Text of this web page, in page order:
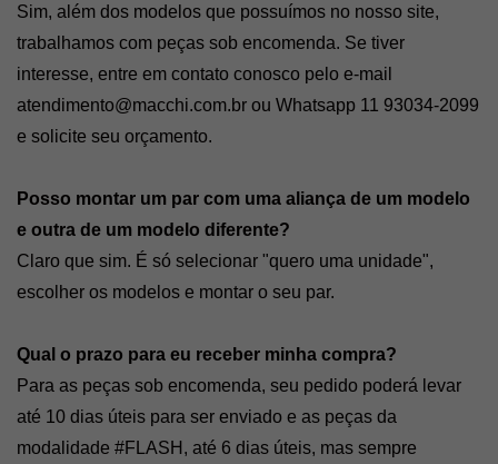
Sim, além dos modelos que possuímos no nosso site,
trabalhamos com peças sob encomenda. Se tiver
atendimento@macchi.com.br ou Whatsapp 11 93034-2099
e solicite seu orçamento.
Posso montar um par com uma aliança de um modelo
e outra de um modelo diferente?
Claro que sim. É só selecionar "quero uma unidade",
escolher os modelos e montar o seu par.
Qual o prazo para eu receber minha compra?
Para as peças sob encomenda, seu pedido poderá levar
até 10 dias úteis para ser enviado e as peças da
modalidade #FLASH, até 6 dias úteis, mas sempre